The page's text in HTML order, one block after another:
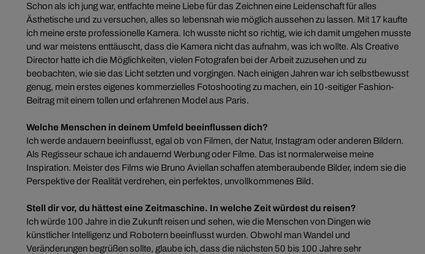
Schon als ich jung war, entfachte meine Liebe für das Zeichnen eine Leidenschaft für alles
Ästhetische und zu versuchen, alles so lebensnah wie möglich aussehen zu lassen. Mit 17 kaufte
ich meine erste professionelle Kamera. Ich wusste nicht so richtig, wie ich damit umgehen musste
und war meistens enttäuscht, dass die Kamera nicht das aufnahm, was ich wollte. Als Creative
Director hatte ich die Möglichkeiten, vielen Fotografen bei der Arbeit zuzusehen und zu
beobachten, wie sie das Licht setzten und vorgingen. Nach einigen Jahren war ich selbstbewusst
genug, mein erstes eigenes kommerzielles Fotoshooting zu machen, ein 10-seitiger Fashion-
Beitrag mit einem tollen und erfahrenen Model aus Paris.
Welche Menschen in deinem Umfeld beeinflussen dich?
Ich werde andauern beeinflusst, egal ob von Filmen, der Natur, Instagram oder anderen Bildern.
Als Regisseur schaue ich andauernd Werbung oder Filme. Das ist normalerweise meine
Inspiration. Meister des Films wie Bruno Aviellan schaffen atemberaubende Bilder, indem sie die
Perspektive der Realität verdrehen, ein perfektes, unvollkommenes Bild.
Stell dir vor, du hättest eine Zeitmaschine. In welche Zeit würdest du reisen?
Ich würde 100 Jahre in die Zukunft reisen und sehen, wie die Menschen von Dingen wie
künstlicher Intelligenz und Robotern beeinflusst wurden. Obwohl man Wandel und
Veränderungen begrüßen sollte, glaube ich, dass die nächsten 50 bis 100 Jahre sehr